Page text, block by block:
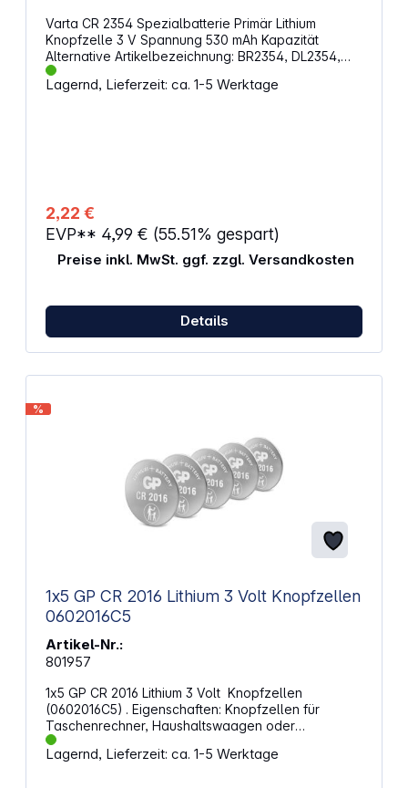
Varta CR 2354 Spezialbatterie Primär Lithium
Knopfzelle 3 V Spannung 530 mAh Kapazität
Alternative Artikelbezeichnung: BR2354, DL2354,
ECR2354, KCR2354, KL2354, KECR2354, LM2354
Lagernd, Lieferzeit: ca. 1-5 Werktage
2,22 €
EVP** 4,99 € (55.51% gespart)
Preise inkl. MwSt. ggf. zzgl. Versandkosten
Details
%
1x5 GP CR 2016 Lithium 3 Volt Knopfzellen
0602016C5
Artikel-Nr.:
801957
1x5 GP CR 2016 Lithium 3 Volt Knopfzellen
(0602016C5) . Eigenschaften: Knopfzellen für
Taschenrechner, Haushaltswaagen oder
Kinderspielzeug. Batterien für Uhren, Rauchmelder
oder Hörgeräte. GP verfügt über ein sehr breites
Lagernd, Lieferzeit: ca. 1-5 Werktage